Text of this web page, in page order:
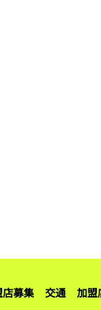
募集 交通 加盟